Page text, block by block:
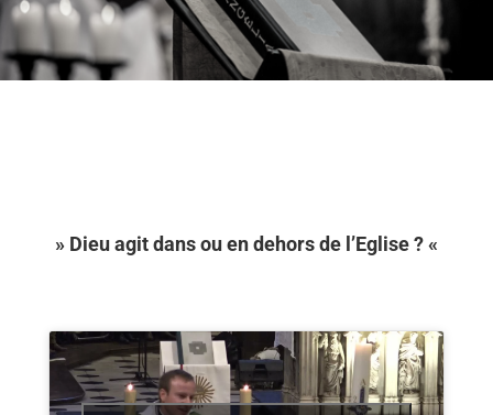
» Dieu agit dans ou en dehors de l’Eglise ? «